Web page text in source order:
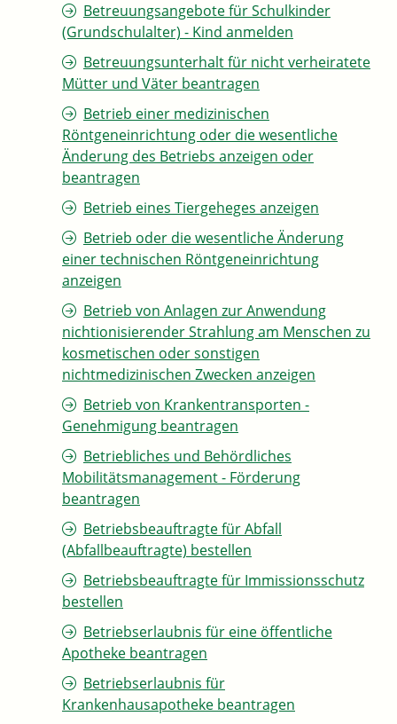
Betreuungsangebote für Schulkinder
(Grundschulalter) - Kind anmelden
Betreuungsunterhalt für nicht verheiratete
Mütter und Väter beantragen
Betrieb einer medizinischen
Röntgeneinrichtung oder die wesentliche
Änderung des Betriebs anzeigen oder
beantragen
Betrieb eines Tiergeheges anzeigen
Betrieb oder die wesentliche Änderung
einer technischen Röntgeneinrichtung
anzeigen
Betrieb von Anlagen zur Anwendung
nichtionisierender Strahlung am Menschen zu
kosmetischen oder sonstigen
nichtmedizinischen Zwecken anzeigen
Betrieb von Krankentransporten -
Genehmigung beantragen
Betriebliches und Behördliches
Mobilitätsmanagement - Förderung
beantragen
Betriebsbeauftragte für Abfall
(Abfallbeauftragte) bestellen
Betriebsbeauftragte für Immissionsschutz
bestellen
Betriebserlaubnis für eine öffentliche
Apotheke beantragen
Betriebserlaubnis für
Krankenhausapotheke beantragen